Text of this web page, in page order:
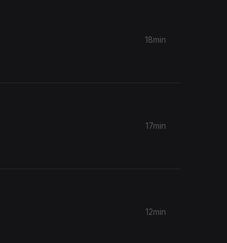
18min
17min
12min